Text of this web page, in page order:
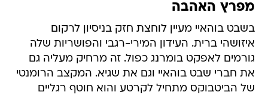
מפרץ האהבה
בשבט בוהאיי מעיין לוחצת חזק בניסיון לרקום
איזושהי ברית. העידון המירי-רגבי והפושריות שלה
גורמים לאפקט בומרנג כפול. זה מרחיק מעליה גם
את חברי שבט בוהאיי וגם את שגיא. המקצב הרומנטי
של הביטבוקס מתחיל לקרטע והוא חוטף רגליים